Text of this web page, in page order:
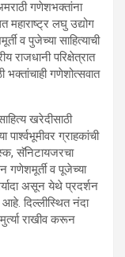
गणेशभक्तांना
महाराष्ट्र लघु उद्योग
व पुजेच्या साहित्याची
राजधानी परिक्षेत्रात
गणेशोत्सवात
खरेदीसाठी
ग्राहकांची
सॅनिटायजरचा
गणेशमूर्ती व पूजेच्या
असून येथे प्रदर्शन
दिल्लीस्थित नंदा
राखीव करून